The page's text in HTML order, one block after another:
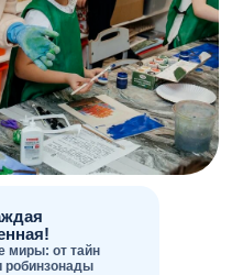
миры: от тайн
робинзонады